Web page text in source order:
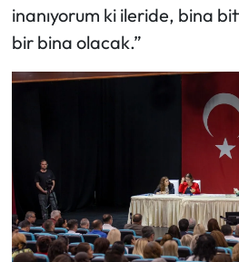
inanıyorum ki ileride, bina
bir bina olacak.”